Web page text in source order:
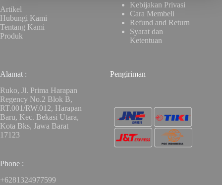
Artikel
Hubungi Kami
Tentang Kami
Produk
Kebijakan Privasi
Cara Membeli
Refund and Return
Syarat dan
Ketentuan
Alamat :
Ruko, Jl. Prima Harapan
Regency No.2 Blok B,
RT.001/RW.012, Harapan
Baru, Kec. Bekasi Utara,
Kota Bks, Jawa Barat
17123
Phone :
+6281324977599
Pengiriman